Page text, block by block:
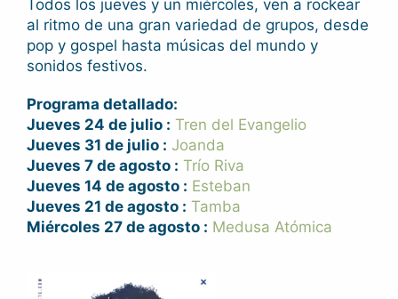
Todos los jueves y un miércoles, ven a rockear
al ritmo de una gran variedad de grupos, desde
pop y gospel hasta músicas del mundo y
sonidos festivos.
Programa detallado:
Jueves 24 de julio : Tren del Evangelio
Jueves 31 de julio : Joanda
Jueves 7 de agosto : Trío Riva
Jueves 14 de agosto : Esteban
Jueves 21 de agosto : Tamba
Miércoles 27 de agosto : Medusa Atómica